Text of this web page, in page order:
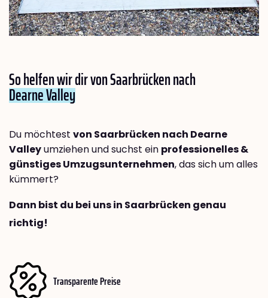
So helfen wir dir von Saarbrücken nach
Dearne Valley
Du möchtest von Saarbrücken nach Dearne
Valleyumziehen und suchst ein professionelles &
günstiges Umzugsunternehmen, das sich um alles
kümmert?
Dann bist du bei uns in Saarbrücken genau
richtig!
Transparente Preise